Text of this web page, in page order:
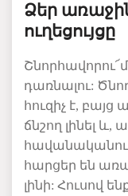
Ձեր
ուղեցույցը
դառնալու:
հուզիչ է, բայց
ճնշող լինել և,
հարցեր են
լինի: Հուսով